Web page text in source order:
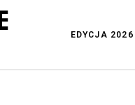
EDYCJA 2026